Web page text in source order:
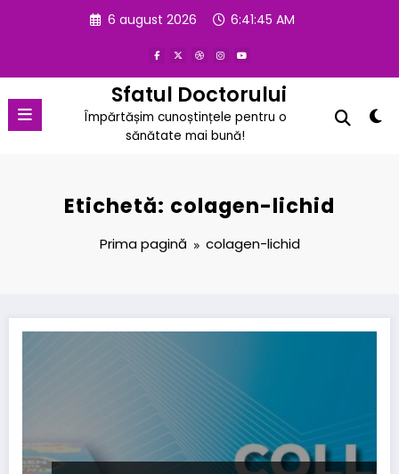
6 august 2026 6:41:46 AM
Sfatul Doctorului
Împărtășim cunoștințele pentru o
sănătate mai bună!
Etichetă: colagen-lichid
Prima pagină colagen-lichid